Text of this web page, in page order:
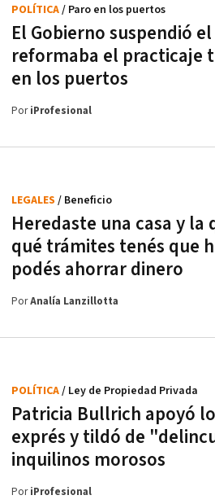
El Gobierno suspendió
reformaba el practicaje
en los puertos
POLÍTICA/ Paro en los puertos
PoriProfesional
Heredaste una casa y la
qué trámites tenés que
podés ahorrar dinero
LEGALES / Beneficio
PorAnalía Lanzillotta
Patricia Bullrich apoyó
exprés y tildó de
inquilinos morosos
POLÍTICA/ Ley de Propiedad Privada
PoriProfesional